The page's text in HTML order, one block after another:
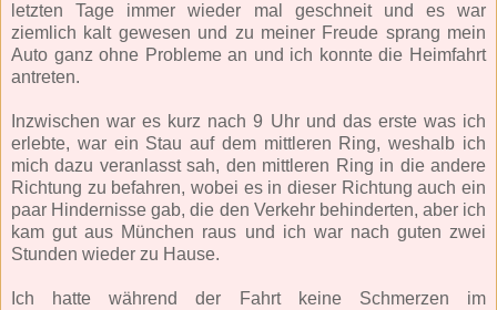
letzten Tage immer wieder mal geschneit und es war
ziemlich kalt gewesen und zu meiner Freude sprang mein
Auto ganz ohne Probleme an und ich konnte die Heimfahrt
antreten.
Inzwischen war es kurz nach 9 Uhr und das erste was ich
erlebte, war ein Stau auf dem mittleren Ring, weshalb ich
mich dazu veranlasst sah, den mittleren Ring in die andere
Richtung zu befahren, wobei es in dieser Richtung auch ein
paar Hindernisse gab, die den Verkehr behinderten, aber ich
kam gut aus München raus und ich war nach guten zwei
Stunden wieder zu Hause.
Ich hatte während der Fahrt keine Schmerzen im